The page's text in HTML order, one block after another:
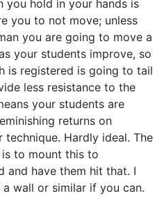
you hold in your hands is
you to not move; unless
you are going to move a
your students improve, so
is registered is going to tail
less resistance to the
your students are
returns on
technique. Hardly ideal. The
to mount this to
and have them hit that. I
wall or similar if you can.